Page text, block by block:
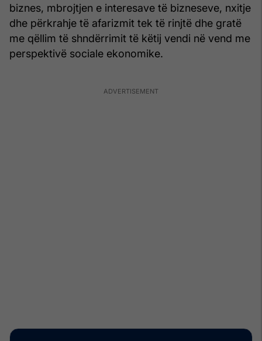
biznes, mbrojtjen e interesave të bizneseve, nxitje
dhe përkrahje të afarizmit tek të rinjtë dhe gratë
me qëllim të shndërrimit të këtij vendi në vend me
perspektivë sociale ekonomike.